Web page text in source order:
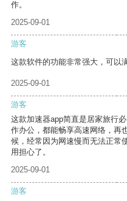
作。
2025-09-01
游客
这款软件的功能非常强大，可以
2025-09-01
游客
这款加速器app简直是居家旅行
作办公，都能畅享高速网络，再
候，经常因为网速慢而无法正常
用担心了。
2025-09-01
游客